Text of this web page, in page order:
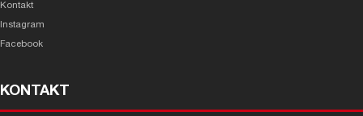
Kontakt
Instagram
Facebook
KONTAKT